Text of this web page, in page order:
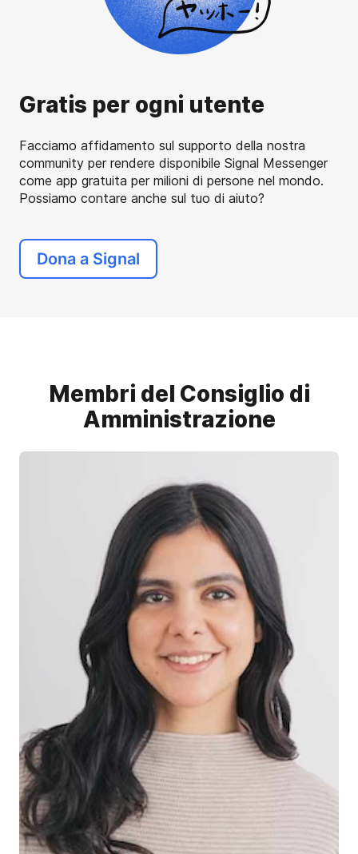
Gratis per ogni utente
Facciamo affidamento sul supporto della nostra
community per rendere disponibile Signal Messenger
come app gratuita per milioni di persone nel mondo.
Possiamo contare anche sul tuo di aiuto?
Dona a Signal
Membri del Consiglio di
Amministrazione